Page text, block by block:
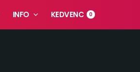
INFO KEDVENC 0